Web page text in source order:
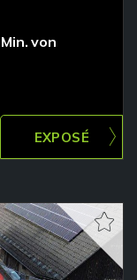
von